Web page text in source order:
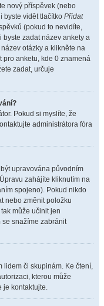
nový příspěvek (nebo
byste vidět tlačítko Přidat
(pokud to nevidíte,
byste zadat název ankety a
otázky a klikněte na
pro anketu, kde 0 znamená
zadat, určuje
Pokud si myslíte, že
administrátora fóra
upravována původním
zahájíte kliknutím na
spojeno). Pokud nikdo
nebo změnit položku
může učinit jen
se snažíme zabránit
lidem či skupinám. Ke čtení,
kterou může
je kontaktujte.